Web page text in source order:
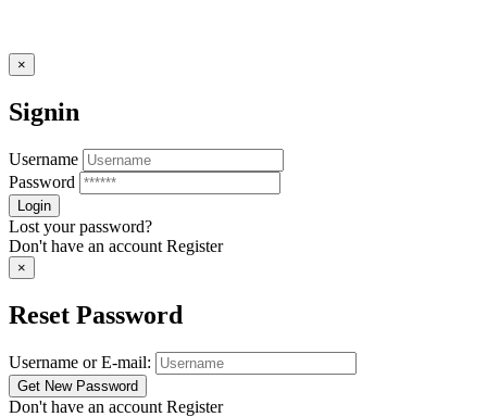
×
Signin
Username
Password
Lost your password?
Don't have an account Register
×
Reset Password
Username or E-mail:
Don't have an account Register